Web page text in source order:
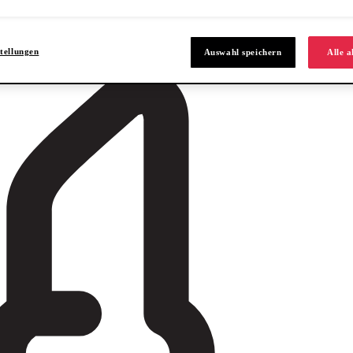
Auswahl speichern Alle